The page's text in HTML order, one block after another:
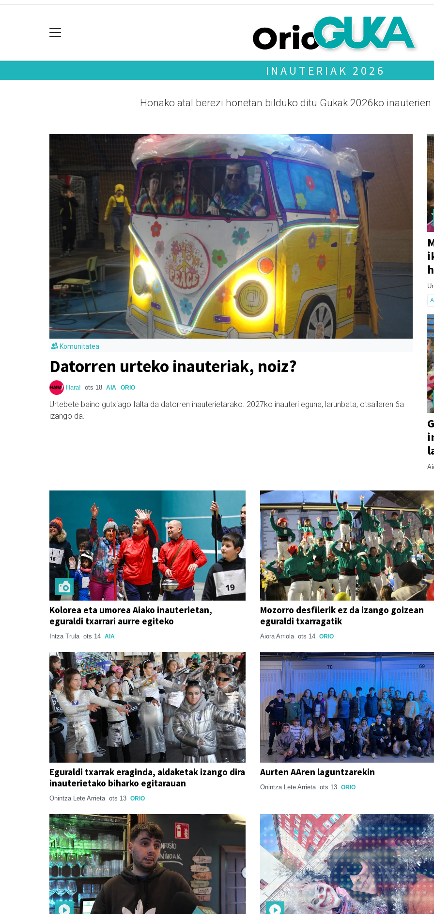
INAUTERIAK 2026
Honako atal berezi honetan bilduko ditu Gukak 2026ko inauterien
Komunitatea
Datorren urteko inauteriak, noiz?
Hara! ots 18 AIA ORIO
Urtebete baino gutxiago falta da datorren inauterietarako. 2027ko inauteri eguna, larunbata, otsailaren 6a
izango da.
Kolorea eta umorea Aiako inauterietan,
eguraldi txarrari aurre egiteko
Intza Trula ots 14 AIA
Mozorro desfilerik ez da izango goizean
eguraldi txarragatik
Aiora Arriola ots 14 ORIO
Eguraldi txarrak eraginda, aldaketak izango dira
inauterietako biharko egitarauan
Onintza Lete Arrieta ots 13 ORIO
Aurten AAren laguntzarekin
Onintza Lete Arrieta ots 13 ORIO